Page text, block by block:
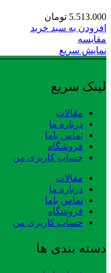
5.513.000 تومان
افزودن به سبد خرید
مقایسه
نمایش سریع
لینک سریع
مقالات
درباره ما
تماس باما
فروشگاه
حساب کاربری من
مقالات
درباره ما
تماس باما
فروشگاه
حساب کاربری من
دسته بندی ها